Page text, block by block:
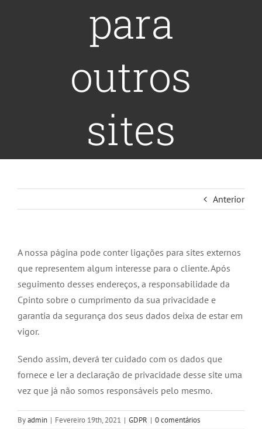
para
outros
sites
Anterior
A nossa página pode conter ligações para sites externos
que representem algum interesse para o cliente. Após
seguimento desses endereços, a responsabilidade da
Cpinto sobre o cumprimento da sua privacidade e
garantia da segurança dos seus dados deixa de estar em
vigor.
Sendo assim, deverá ter cuidado com os dados que
fornece e ler a declaração de privacidade desse site uma
vez que já não somos responsáveis pelo mesmo.
Byadmin | Fevereiro 19th, 2021 | GDPR | 0 comentários